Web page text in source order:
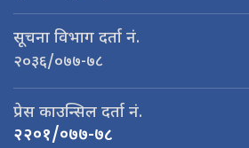
सूचना विभाग दर्ता नं.
२०३६/०७७-७८
प्रेस काउन्सिल दर्ता नं.
२२०१/०७७-७८